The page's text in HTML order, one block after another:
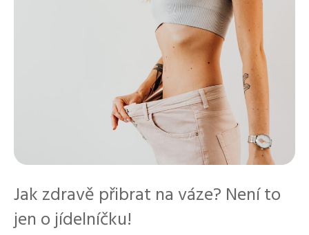
Jak zdravě přibrat na váze? Není to
jen o jídelníčku!